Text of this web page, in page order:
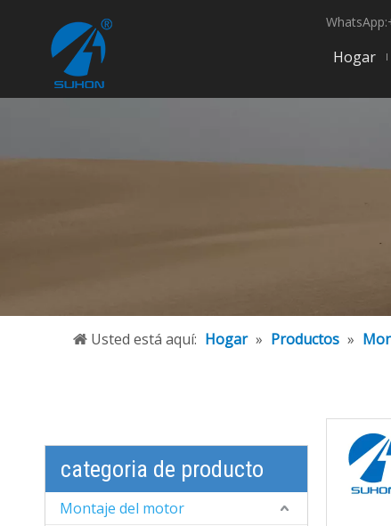
Hogar
Usted está aquí: Hogar » Productos »
categoria de producto
Montaje del motor